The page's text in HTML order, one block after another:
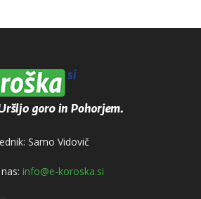
Samo Vidovič
info@e-koroska.si